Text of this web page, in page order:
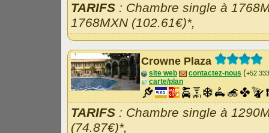
TARIFS : Chambre single à
1768MXN (102.61€)*,
Crowne Plaza
site web contactez-nous (+52
carte/plan
TARIFS : Chambre single à
(74.87€)*,